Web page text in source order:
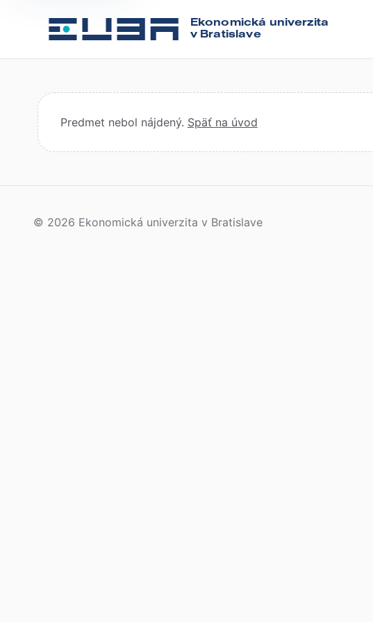
Ekonomická univerzita
v Bratislave
Predmet nebol nájdený. Späť na úvod
© 2026 Ekonomická univerzita v Bratislave